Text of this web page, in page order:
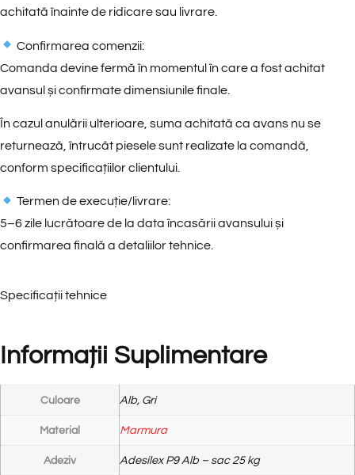
achitată înainte de ridicare sau livrare.
Confirmarea comenzii:
Comanda devine fermă în momentul în care a fost achitat
avansul și confirmate dimensiunile finale.
În cazul anulării ulterioare, suma achitată ca avans nu se
returnează, întrucât piesele sunt realizate la comandă,
conform specificațiilor clientului.
Termen de execuție/livrare:
5–6 zile lucrătoare de la data încasării avansului și
confirmarea finală a detaliilor tehnice.
Specificații tehnice
Informații Suplimentare
Culoare Alb, Gri
Material Marmura
Adeziv Adesilex P9 Alb – sac 25 kg